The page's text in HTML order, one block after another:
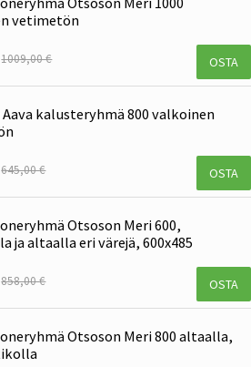
vetimetön
1009,00 € OSTA
kalusteryhmä 800 valkoinen
645,00 € OSTA
Otsoson Meri 600,
ja altaalla eri värejä, 600x485
858,00 € OSTA
Otsoson Meri 800 altaalla,